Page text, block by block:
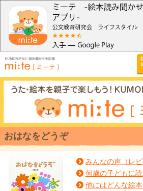
おはなをどうぞ
みんなの声（レビ
何歳の子どもに
他にはどんな絵